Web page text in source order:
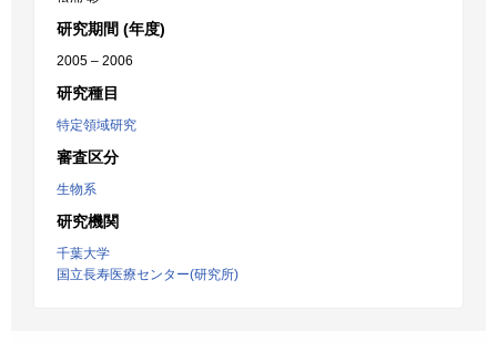
研究期間 (年度)
2005 – 2006
研究種目
特定領域研究
審査区分
生物系
研究機関
千葉大学
国立長寿医療センター(研究所)